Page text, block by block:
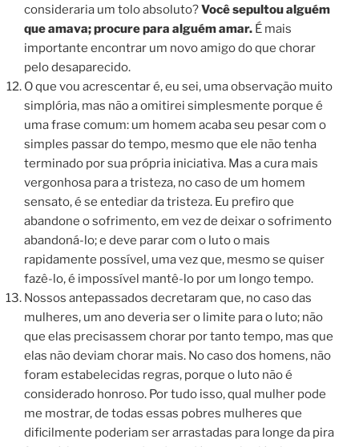
consideraria um tolo absoluto?Você sepultou alguém
que amava; procure para alguém amar. É mais
importante encontrar um novo amigo do que chorar
pelo desaparecido.
O que vou acrescentar é, eu sei, uma observação muito
simplória, mas não a omitirei simplesmente porque é
uma frase comum: um homem acaba seu pesar com o
simples passar do tempo, mesmo que ele não tenha
terminado por sua própria iniciativa. Mas a cura mais
vergonhosa para a tristeza, no caso de um homem
sensato, é se entediar da tristeza. Eu prefiro que
abandone o sofrimento, em vez de deixar o sofrimento
abandoná-lo; e deve parar com o luto o mais
rapidamente possível, uma vez que, mesmo se quiser
fazê-lo, é impossível mantê-lo por um longo tempo.
Nossos antepassados decretaram que, no caso das
mulheres, um ano deveria ser o limite para o luto; não
que elas precisassem chorar por tanto tempo, mas que
elas não deviam chorar mais. No caso dos homens, não
foram estabelecidas regras, porque o luto não é
considerado honroso. Por tudo isso, qual mulher pode
me mostrar, de todas essas pobres mulheres que
dificilmente poderiam ser arrastadas para longe da pira